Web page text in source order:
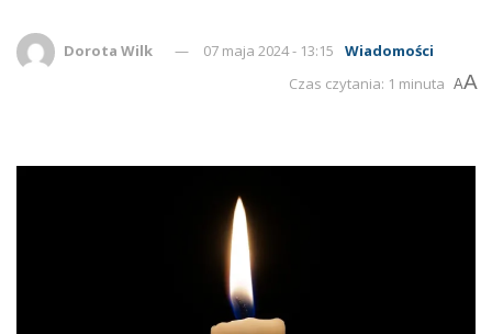
Dorota Wilk 07 maja 2024 - 13:15
Wiadomości
Czas czytania: 1 minuta AA